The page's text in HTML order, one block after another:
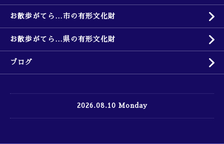
お散歩がてら…市の有形文化財
お散歩がてら…県の有形文化財
ブログ
2026.08.10 Monday